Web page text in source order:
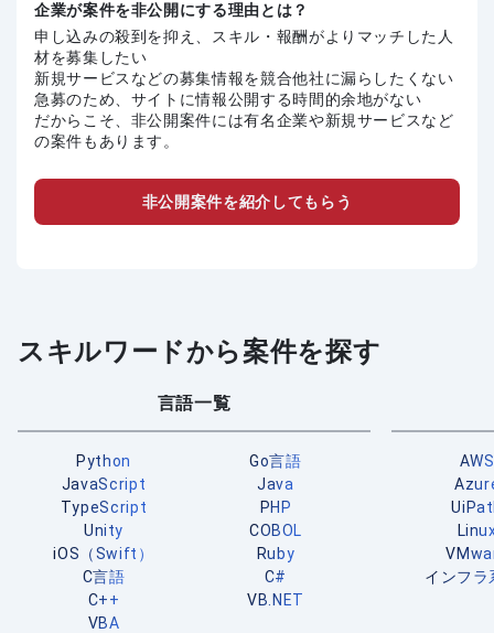
企業が案件を非公開にする理由とは？
申し込みの殺到を抑え、スキル・報酬がよりマッチした人
材を募集したい
新規サービスなどの募集情報を競合他社に漏らしたくない
急募のため、サイトに情報公開する時間的余地がない
だからこそ、非公開案件には有名企業や新規サービスなど
の案件もあります。
非公開案件を紹介してもらう
スキルワードから案件を探す
言語一覧
Python
Go言語
JavaScript
Java
TypeScript
PHP
Unity
COBOL
iOS（Swift）
Ruby
C言語
C#
C++
VB.NET
VBA
AWS
インフラ